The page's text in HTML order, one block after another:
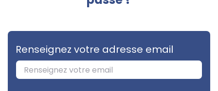
Renseignez votre adresse email